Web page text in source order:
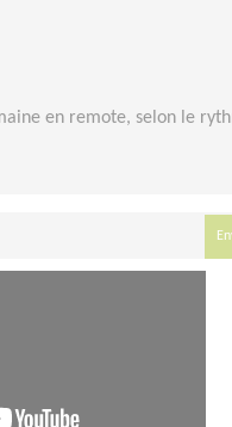
en remote, selon le